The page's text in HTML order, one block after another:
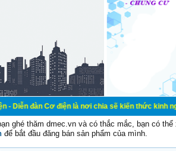
Cơ điện là nơi chia sẽ kiến thức kinh nghiệm
ghé thăm dmec.vn và có thắc mắc, bạn có
để bắt đầu đăng bán sản phẩm của mình.